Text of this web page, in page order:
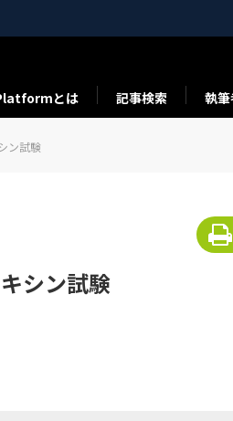
とは 記事検索 執
ン試験
シン試験